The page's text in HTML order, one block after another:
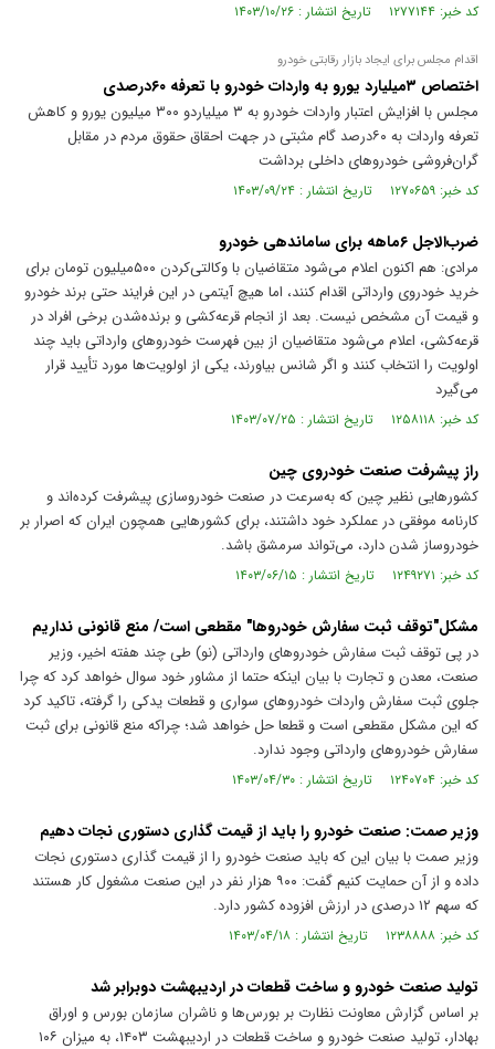
کد خبر: ۱۲۷۷۱۴۴ تاریخ انتشار : ۱۴۰۳/۱۰/۲۶
اقدام مجلس برای ایجاد بازار رقابتی خودرو
اختصاص ۳‌میلیارد یورو به واردات خودرو با تعرفه ۶۰‌درصدی
مجلس با افزایش اعتبار واردات خودرو به ۳ میلیاردو ۳۰۰ میلیون یورو و کاهش
تعرفه واردات به ۶۰‌درصد گام مثبتی در جهت احقاق حقوق مردم در مقابل
گران‌فروشی خودرو‌های داخلی برداشت
کد خبر: ۱۲۷۰۶۵۹ تاریخ انتشار : ۱۴۰۳/۰۹/۲۴
ضرب‌الاجل ۶ماهه برای ساماندهی خودرو
مرادی: هم اکنون اعلام می‌شود متقاضیان با وکالتی‌کردن ۵۰۰‌میلیون تومان برای
خرید خودروی وارداتی اقدام کنند، اما هیچ آیتمی در این فرایند حتی برند خودرو
و قیمت آن مشخص نیست. بعد از انجام قرعه‌کشی و برنده‌شدن برخی افراد در
قرعه‌کشی، اعلام می‌شود متقاضیان از بین فهرست خودرو‌های وارداتی باید چند
اولویت را انتخاب کنند و اگر شانس بیاورند، یکی از اولویت‌ها مورد تأیید قرار
می‌گیرد
کد خبر: ۱۲۵۸۱۱۸ تاریخ انتشار : ۱۴۰۳/۰۷/۲۵
راز پیشرفت صنعت خودروی چین
کشور‌هایی نظیر چین که به‌سرعت در صنعت خودروسازی پیشرفت کرده‌اند و
کارنامه موفقی در عملکرد خود داشتند، برای کشور‌هایی همچون ایران که اصرار بر
خودروساز شدن دارد، می‌تواند سرمشق باشد.
کد خبر: ۱۲۴۹۲۷۱ تاریخ انتشار : ۱۴۰۳/۰۶/۱۵
مشکل"توقف ثبت سفارش خودروها" مقطعی است/ منع قانونی نداریم
در پی توقف ثبت سفارش خودروهای وارداتی (نو) طی چند هفته اخیر، وزیر
صنعت، معدن و تجارت با بیان اینکه حتما از مشاور خود سوال خواهد کرد که چرا
جلوی ثبت سفارش واردات خودروهای سواری و قطعات یدکی را گرفته، تاکید کرد
که این مشکل مقطعی است و قطعا حل خواهد شد؛ چراکه منع قانونی برای ثبت
سفارش خودروهای وارداتی وجود ندارد.
کد خبر: ۱۲۴۰۷۰۴ تاریخ انتشار : ۱۴۰۳/۰۴/۳۰
وزیر صمت: صنعت خودرو را باید از قیمت گذاری دستوری نجات دهیم
وزیر صمت با بیان این که باید صنعت خودرو را از قیمت گذاری دستوری نجات
داده و از آن حمایت کنیم گفت: ۹۰۰ هزار نفر در این صنعت مشغول کار هستند
که سهم ۱۲ درصدی در ارزش افزوده کشور دارد.
کد خبر: ۱۲۳۸۸۸۸ تاریخ انتشار : ۱۴۰۳/۰۴/۱۸
تولید صنعت خودرو و ساخت قطعات در اردیبهشت‌ دوبرابر شد
بر اساس گزارش معاونت نظارت بر بورس‌ها و ناشران سازمان بورس و اوراق
بهادار، تولید صنعت خودرو و ساخت قطعات در اردیبهشت ۱۴۰۳، به میزان ۱۰۶